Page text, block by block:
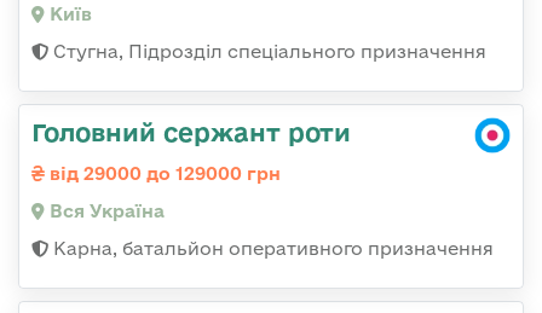
Київ
Стугна, Підрозділ спеціального призначення
Головний сержант роти
від 29000 до 129000 грн
Вся Україна
Карна, батальйон оперативного призначення